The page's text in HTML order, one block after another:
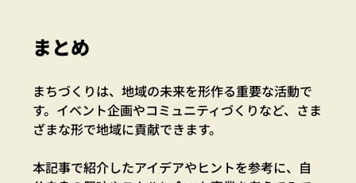
まとめ
まちづくりは、地域の未来を形作る重要な活動で
す。イベント企画やコミュニティづくりなど、さま
ざまな形で地域に貢献できます。
本記事で紹介したアイデアやヒントを参考に、自